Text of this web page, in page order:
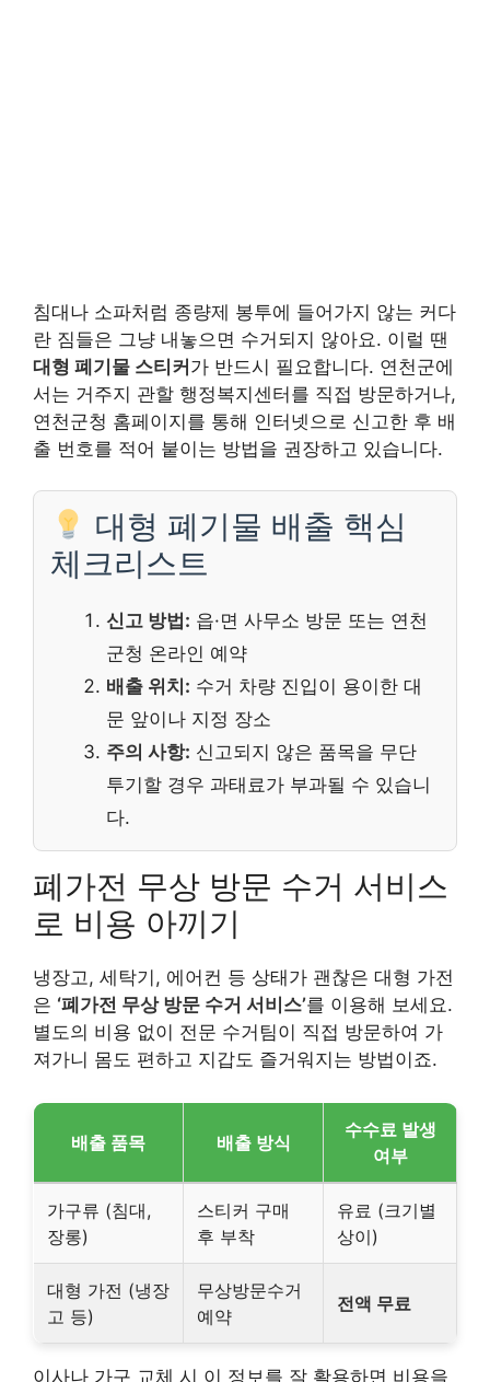
침대나 소파처럼 종량제 봉투에 들어가지 않는 커다
란 짐들은 그냥 내놓으면 수거되지 않아요. 이럴 땐
대형 폐기물 스티커가 반드시 필요합니다. 연천군에
서는 거주지 관할 행정복지센터를 직접 방문하거나,
연천군청 홈페이지를 통해 인터넷으로 신고한 후 배
출 번호를 적어 붙이는 방법을 권장하고 있습니다.
대형 폐기물 배출 핵심
체크리스트
신고 방법: 읍·면 사무소 방문 또는 연천
군청 온라인 예약
배출 위치: 수거 차량 진입이 용이한 대
문 앞이나 지정 장소
주의 사항: 신고되지 않은 품목을 무단
투기할 경우 과태료가 부과될 수 있습니
다.
폐가전 무상 방문 수거 서비스
로 비용 아끼기
냉장고, 세탁기, 에어컨 등 상태가 괜찮은 대형 가전
은 ‘폐가전 무상 방문 수거 서비스’를 이용해 보세요.
별도의 비용 없이 전문 수거팀이 직접 방문하여 가
져가니 몸도 편하고 지갑도 즐거워지는 방법이죠.
배출 품목 배출 방식
수수료 발생
여부
가구류 (침대,
장롱)
스티커 구매
후 부착
유료 (크기별
상이)
대형 가전 (냉장
고 등)
무상방문수거
예약
전액 무료
이사나 가구 교체 시 이 정보를 잘 활용하면 비용을